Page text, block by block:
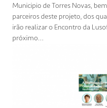
Municipio de Torres Novas,
parceiros deste projeto, dos
irão realizar o Encontro da
próximo...